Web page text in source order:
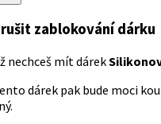
zablokování dárku
nechceš mít dárek
dárek pak bude moci